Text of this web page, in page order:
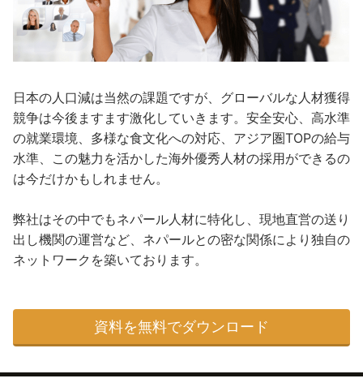
日本の人口減は当然の課題ですが、グローバルな人材獲得
競争は今後ますます激化していきます。安全安心、高水準
の就業環境、多様な食文化への対応、アジア圏TOPの給与
水準、この魅力を活かした海外優秀人材の採用ができるの
は今だけかもしれません。
弊社はその中でもネパール人材に特化し、現地直営の送り
出し機関の運営など、ネパールとの密な関係により独自の
ネットワークを築いております。
資料を無料でダウンロード